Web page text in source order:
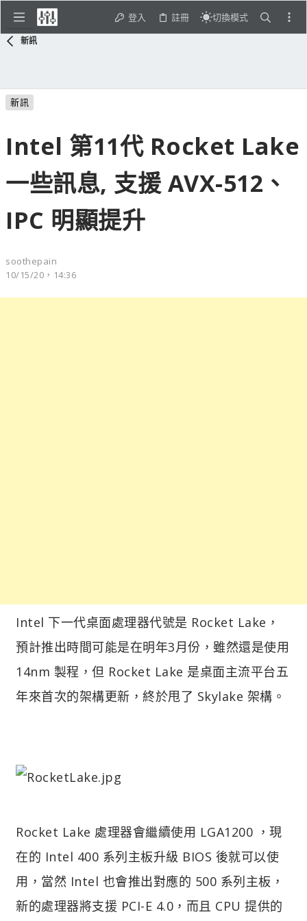
登入 註冊 切換模式
新訊
新訊
Intel 第11代 Rocket Lake
一些訊息, 支援 AVX-512、
IPC 明顯提升
soothepain
10/15/20，14:36
Intel 下一代桌面處理器代號是 Rocket Lake，
預計推出時間可能是在明年3月份，雖然還是使用
14nm 製程，但 Rocket Lake 是桌面主流平台五
年來首次的架構更新，終於甩了 Skylake 架構。
Rocket Lake 處理器會繼續使用 LGA1200 ，現
在的 Intel 400 系列主板升級 BIOS 後就可以使
用，當然 Intel 也會推出對應的 500 系列主板，
新的處理器將支援 PCI-E 4.0，而且 CPU 提供的